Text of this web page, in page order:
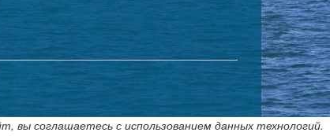
вы соглашаетесь с использованием данных технологий.